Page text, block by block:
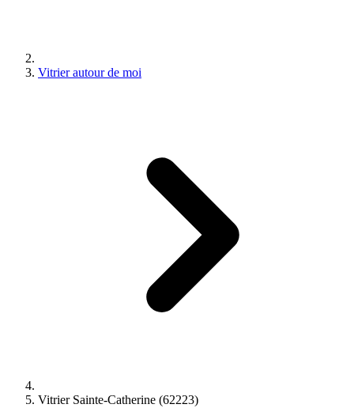
Vitrier autour de moi
Vitrier Sainte-Catherine (62223)